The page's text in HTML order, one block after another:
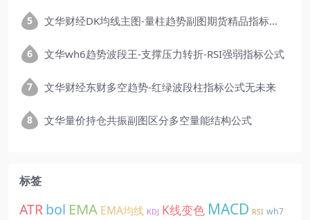
文华财经DK均线主图-量柱趋势副图期货精品指标公式
文华wh6趋势波段王-支撑压力转折-RSI强弱指标公式
文华财经东财多空趋势-红绿波段柱指标公式无未来
文华量价持仓共振副图区分多空量能结构公式
标签
ATRbol EMA EMA均线 KDJ K线变色 MACD RSI wh7